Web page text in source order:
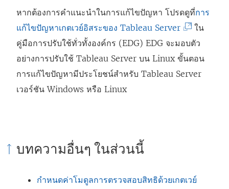
หากต้องการคำแนะนำในการแก้ไขปัญหา โปรดดูที่การ
แก้ไขปัญหาเกตเวย์อิสระของ Tableau Server(
ลิ
ง
ก์
น
ใน
คู่มือการปรับใช้ทั่วทั้งองค์กร (EDG) EDG จะมอบตัว
อย่างการปรับใช้ Tableau Server บน Linux ขั้นตอน
การแก้ไขปัญหามีประโยชน์สำหรับ Tableau Server
เวอร์ชัน Windows หรือ Linux
บทความอื่นๆ ในส่วนนี้
กำหนดค่าโมดูลการตรวจสอบสิทธิด้วยเกตเวย์